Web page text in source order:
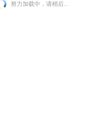
努力加载中，请稍后...